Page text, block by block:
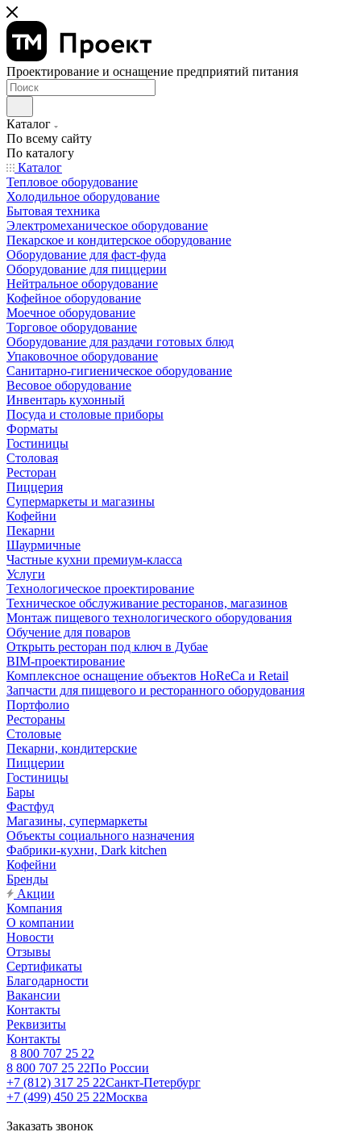
Проектирование и оснащение предприятий питания
Каталог
По всему сайту
По каталогу
Каталог
Тепловое оборудование
Холодильное оборудование
Бытовая техника
Электромеханическое оборудование
Пекарское и кондитерское оборудование
Оборудование для фаст-фуда
Оборудование для пиццерии
Нейтральное оборудование
Кофейное оборудование
Моечное оборудование
Торговое оборудование
Оборудование для раздачи готовых блюд
Упаковочное оборудование
Санитарно-гигиеническое оборудование
Весовое оборудование
Инвентарь кухонный
Посуда и столовые приборы
Форматы
Гостиницы
Столовая
Ресторан
Пиццерия
Супермаркеты и магазины
Кофейни
Пекарни
Шаурмичные
Частные кухни премиум-класса
Услуги
Технологическое проектирование
Техническое обслуживание ресторанов, магазинов
Монтаж пищевого технологического оборудования
Обучение для поваров
Открыть ресторан под ключ в Дубае
BIM-проектирование
Комплексное оснащение объектов HoReCa и Retail
Запчасти для пищевого и ресторанного оборудования
Портфолио
Рестораны
Столовые
Пекарни, кондитерские
Пиццерии
Гостиницы
Бары
Фастфуд
Магазины, супермаркеты
Объекты социального назначения
Фабрики-кухни, Dark kitchen
Кофейни
Бренды
Акции
Компания
О компании
Новости
Отзывы
Сертификаты
Благодарности
Вакансии
Контакты
Реквизиты
Контакты
8 800 707 25 22
8 800 707 25 22По России
+7 (812) 317 25 22Санкт-Петербург
+7 (499) 450 25 22Москва
Заказать звонок